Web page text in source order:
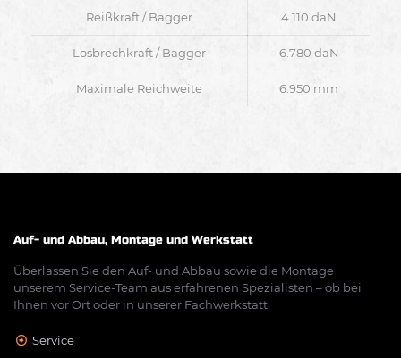
Reißkraft / Bagger 4.110 daN
Losbrechkraft / Bagger 6.780 daN
Maximale Reichweite 6.950 mm
Auf- und Abbau, Montage und Werkstatt
Überlassen Sie den Auf- und Abbau sowie die Montage
unserem Service-Team aus erfahrenen Spezialisten – ob bei
Ihnen vor Ort oder in unserer Fachwerkstatt.
Service